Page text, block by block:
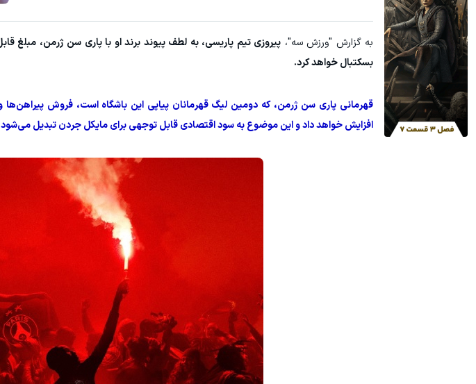
به گزارش "ورزش سه"، پیروزی تیم پاریسی، به لطف پیوند برند او با پاری سن ژرمن، مبلغ
بسکتبال خواهد کرد.
قهرمانی پاری سن ژرمن، که دومین لیگ قهرمانان پیاپی این باشگاه است، فروش
افزایش خواهد داد و این موضوع به سود اقتصادی قابل توجهی برای مایکل جردن تبدیل
۳ دلار پاداش در هر لات معاملاتی در بروکر اینوسلو
ثبت نام کنید شرکت در جشنواره